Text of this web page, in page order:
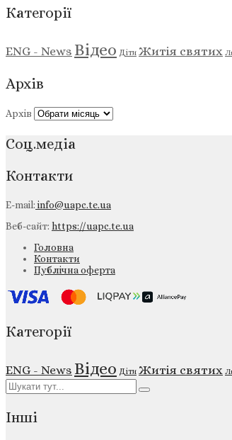
Категорії
ENG - News Відео Діти Житія святих
Архів
Архів
Соц.медіа
Контакти
E-mail:info@uapc.te.ua
Веб-сайт: https://uapc.te.ua
Головна
Контакти
Публічна оферта
Категорії
ENG - News Відео Діти Житія святих
Інші